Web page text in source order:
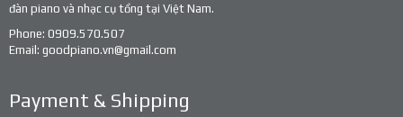
đàn piano và nhạc cụ tổng tại Việt Nam.
Phone: 0909.570.507
Email: goodpiano.vn@gmail.com
Payment & Shipping